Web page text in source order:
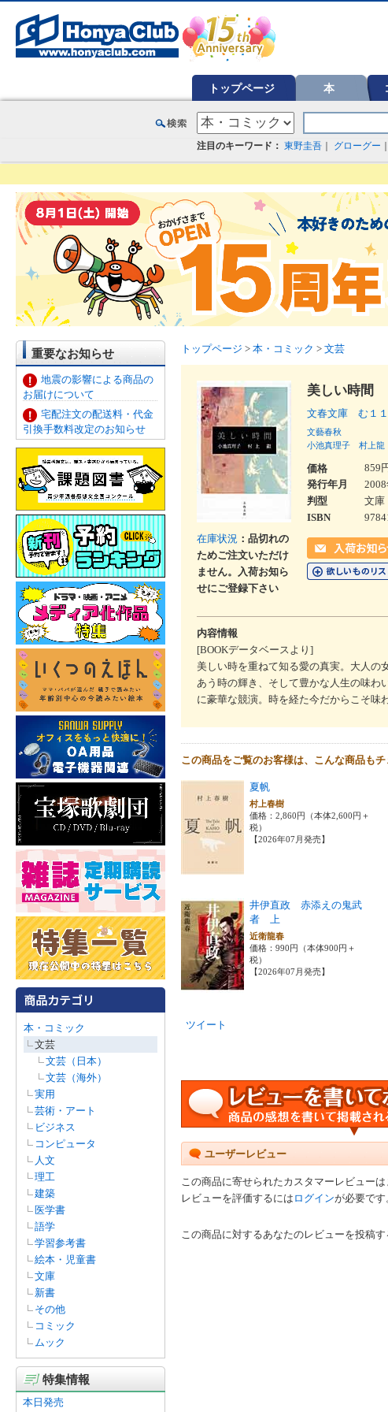
トップページ 本
注目のキーワード： 東野圭吾 グローグー
重要なお知らせ
地震の影響による商品の
お届けについて
宅配注文の配送料・代金
引換手数料改定のお知らせ
本・コミック
文芸
文芸（日本）
文芸（海外）
実用
芸術・アート
ビジネス
コンピュータ
人文
理工
建築
医学書
語学
学習参考書
絵本・児童書
文庫
新書
その他
コミック
ムック
特集情報
本日発売
トップページ > 本・コミック > 文芸
在庫状況 ：品切れの
ためご注文いただけ
ません。入荷お知ら
せにご登録下さい
美しい時間
文春文庫 む１１
文藝春秋
小池真理子
村上龍
価格
859
発行年月
2008
判型
文庫
ISBN
内容情報
[BOOKデータベースより]
美しい時を重ねて知る愛の真実。大人の
あう時の輝き、そして豊かな人生の味わ
に豪華な競演。時を経た今だからこそ味
この商品をご覧のお客様は、こんな商品もチ
夏帆
村上春樹
価格：2,860円（本体2,600円＋
税）
【2026年07月発売】
井伊直政 赤添えの鬼武
者 上
近衛龍春
価格：990円（本体900円＋
税）
【2026年07月発売】
ツイート
ユーザーレビュー
この商品に寄せられたカスタマーレビューは
レビューを評価するには ログインが必要です
この商品に対するあなたのレビューを投稿す